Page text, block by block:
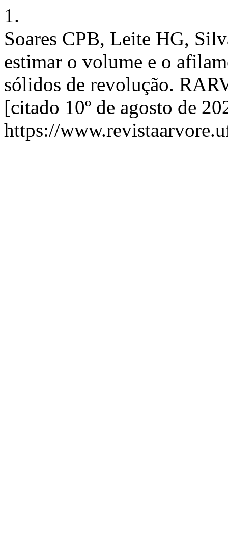
1.
Soares CPB, Leite HG,
estimar o volume e o
sólidos de revolução.
[citado 10º de agosto de
https://